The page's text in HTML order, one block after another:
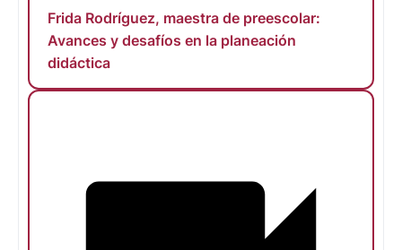
Frida Rodríguez, maestra de preescolar:
Avances y desafíos en la planeación
didáctica